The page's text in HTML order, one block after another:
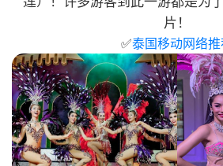
片！
✅泰国移动网络